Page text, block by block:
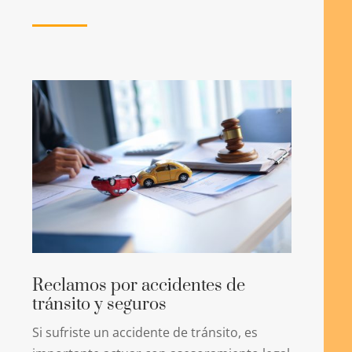
Reclamos por accidentes de
tránsito y seguros
Si sufriste un accidente de tránsito, es